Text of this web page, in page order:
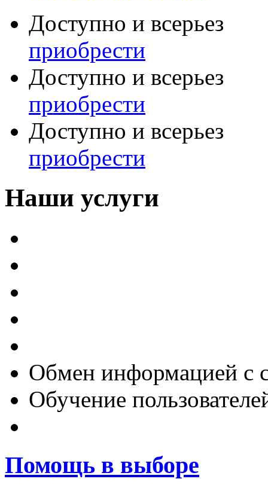
Доступно и всерьез
приобрести
Доступно и всерьез
приобрести
Доступно и всерьез
приобрести
Наши услуги
Обмен информацией с
Обучение
Помощь в выборе